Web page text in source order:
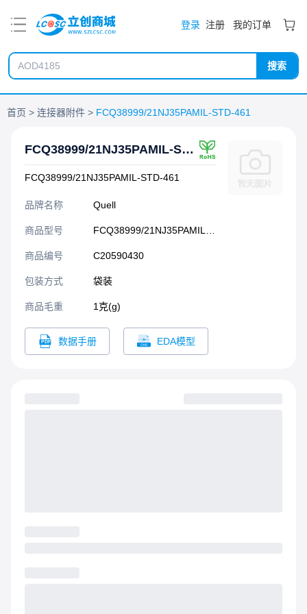
登录 注册 我的订单
搜索
首页 连接器附件 FCQ38999/21NJ35PAMIL-STD-461
FCQ38999/21NJ35PAMIL-STD-461
FCQ38999/21NJ35PAMIL-STD-461
品牌名称 Quell
商品型号
商品编号 C20590430
包装方式 袋装
商品毛重 1克(g)
数据手册 EDA模型